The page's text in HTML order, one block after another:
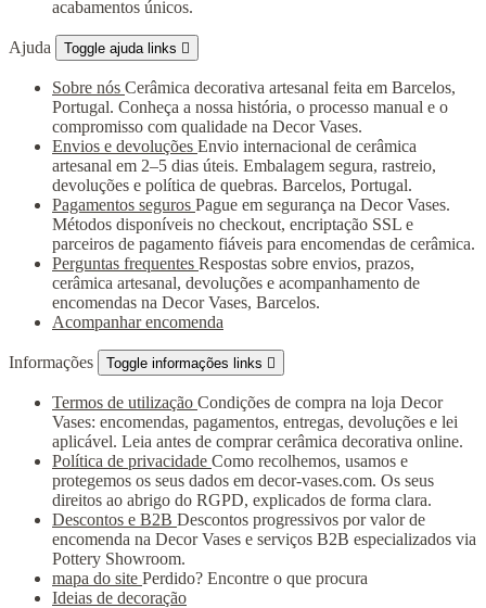
acabamentos únicos.
Ajuda Toggle ajuda links 
Sobre nós Cerâmica decorativa artesanal feita em Barcelos,
Portugal. Conheça a nossa história, o processo manual e o
compromisso com qualidade na Decor Vases.
Envios e devoluções Envio internacional de cerâmica
artesanal em 2–5 dias úteis. Embalagem segura, rastreio,
devoluções e política de quebras. Barcelos, Portugal.
Pagamentos seguros Pague em segurança na Decor Vases.
Métodos disponíveis no checkout, encriptação SSL e
parceiros de pagamento fiáveis para encomendas de cerâmica.
Perguntas frequentes Respostas sobre envios, prazos,
cerâmica artesanal, devoluções e acompanhamento de
encomendas na Decor Vases, Barcelos.
Acompanhar encomenda
Informações Toggle informações links 
Termos de utilização Condições de compra na loja Decor
Vases: encomendas, pagamentos, entregas, devoluções e lei
aplicável. Leia antes de comprar cerâmica decorativa online.
Política de privacidade Como recolhemos, usamos e
protegemos os seus dados em decor-vases.com. Os seus
direitos ao abrigo do RGPD, explicados de forma clara.
Descontos e B2B Descontos progressivos por valor de
encomenda na Decor Vases e serviços B2B especializados via
Pottery Showroom.
mapa do site Perdido? Encontre o que procura
Ideias de decoração